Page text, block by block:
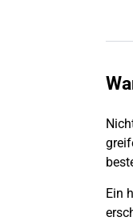
Ein